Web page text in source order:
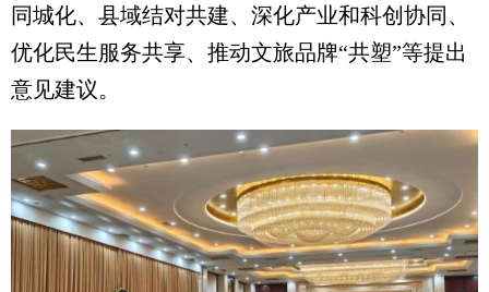
同城化、县域结对共建、深化产业和科创协同、
优化民生服务共享、推动文旅品牌“共塑”等提出
意见建议。